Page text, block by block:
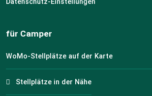
für Camper
WoMo-Stellplätze auf der Karte
Stellplätze in der Nähe